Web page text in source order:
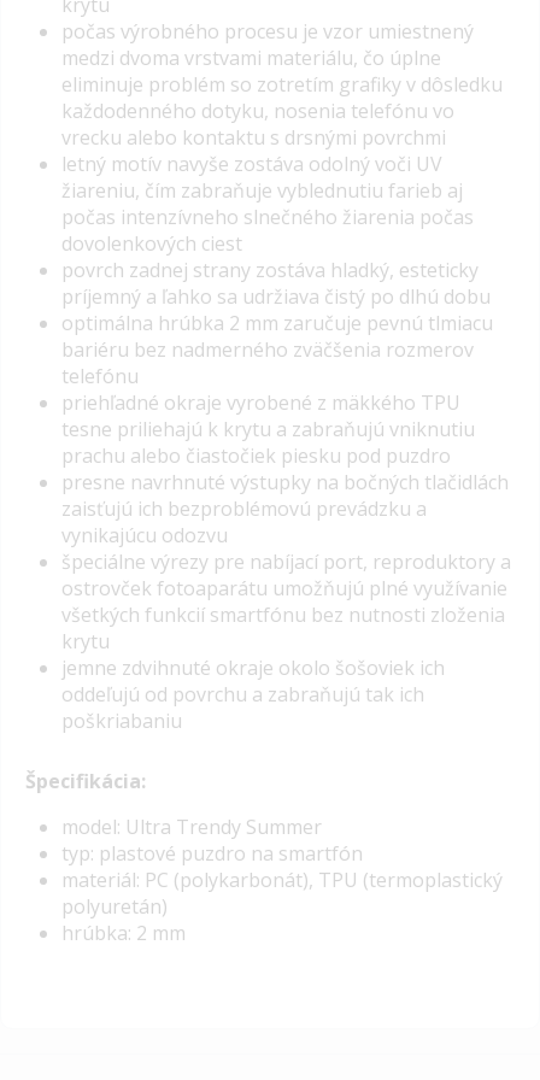
počas výrobného procesu je vzor umiestnený
medzi dvoma vrstvami materiálu, čo úplne
eliminuje problém so zotretím grafiky v dôsledku
každodenného dotyku, nosenia telefónu vo
vrecku alebo kontaktu s drsnými povrchmi
letný motív navyše zostáva odolný voči UV
žiareniu, čím zabraňuje vyblednutiu farieb aj
počas intenzívneho slnečného žiarenia počas
dovolenkových ciest
povrch zadnej strany zostáva hladký, esteticky
príjemný a ľahko sa udržiava čistý po dlhú dobu
optimálna hrúbka 2 mm zaručuje pevnú tlmiacu
bariéru bez nadmerného zväčšenia rozmerov
telefónu
priehľadné okraje vyrobené z mäkkého TPU
tesne priliehajú k krytu a zabraňujú vniknutiu
prachu alebo čiastočiek piesku pod puzdro
presne navrhnuté výstupky na bočných tlačidlách
zaisťujú ich bezproblémovú prevádzku a
vynikajúcu odozvu
špeciálne výrezy pre nabíjací port, reproduktory a
ostrovček fotoaparátu umožňujú plné využívanie
všetkých funkcií smartfónu bez nutnosti zloženia
krytu
jemne zdvihnuté okraje okolo šošoviek ich
oddeľujú od povrchu a zabraňujú tak ich
poškriabaniu
Špecifikácia:
model: Ultra Trendy Summer
typ: plastové puzdro na smartfón
materiál: PC (polykarbonát), TPU (termoplastický
polyuretán)
hrúbka: 2 mm